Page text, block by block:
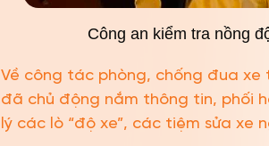
Công an kiểm tra nồng
Về công tác phòng, chống đua
đã chủ động nắm thông tin, phối
lý các lò “độ xe”, các tiệm sửa xe